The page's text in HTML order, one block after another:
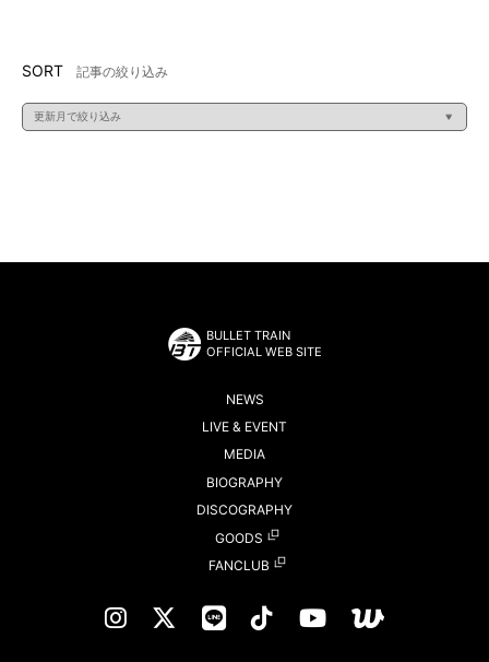
SORT 記事の絞り込み
BULLET TRAIN
OFFICIAL WEB SITE
NEWS
LIVE & EVENT
MEDIA
BIOGRAPHY
DISCOGRAPHY
GOODS
FANCLUB